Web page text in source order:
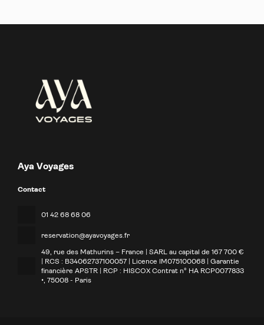
Aya Voyages
Contact
01 42 68 68 06
reservation@ayavoyages.fr
49, rue des Mathurins – France | SARL au capital de 167 700 €
| RCS : B34062737100057 | Licence IM075100068 | Garantie
financière APSTR | RCP : HISCOX Contrat n° HA RCP0077833
• , 75008 - Paris